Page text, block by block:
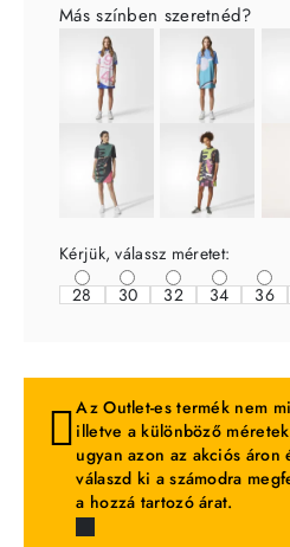
Más színben szeretnéd?
Kérjük, válassz méretet:
28
30 32 34 36
Az Outlet-es termék nem
illetve a különböző
ugyan azon az akciós
válaszd ki a számodra
a hozzá tartozó árat.